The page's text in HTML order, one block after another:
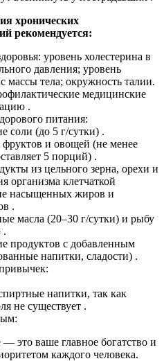
хронических
рекомендуется:
уровень холестерина в
давления; уровень
массы тела; окружность талии.
медицинские
.
питания:
соли (до 5 г/сутки) .
фруктов и овощей (не менее
5 порций) .
из цельного зерна, орехи и
организма клетчаткой
насыщенных жиров и
.
масла (20–30 г/сутки) и рыбу
.
продуктов с добавленным
напитки, сладости) .
напитки, так как
не существует .
это ваше главное богатство и
каждого человека.